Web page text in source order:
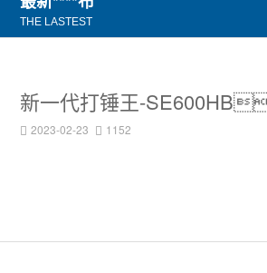
THE LASTEST
 2023-02-23  1152